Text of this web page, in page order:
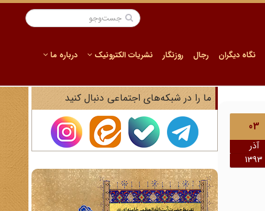
نگاه دیگران رجال روزنگار نشریات الکترونیک درباره ما
03
آذر
1393
ما را در شبکه‌های اجتماعی دنبال کنید